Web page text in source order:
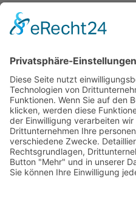
Schmitz | Haus- &
Jörg Schmitz
36284 Hohenroda-Mansbach
Telefon: (06676) 9180056
Telefax: (06676) 9180057
Mobil: +49 (0) 171 7660 187
Mail: info@schmitz-
Cookie-Einstellungen